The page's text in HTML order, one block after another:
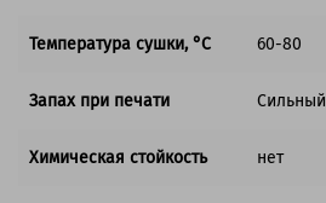
Температура сушки, °C 60-80
Запах при печати Сильный
Химическая стойкость нет